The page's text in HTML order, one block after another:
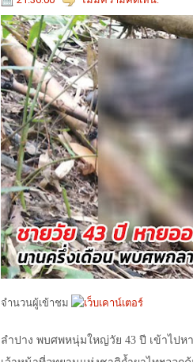
จำนวนผู้เข้าชม
ลำปาง พบศพหนุ่มใหญ่วัย 43 ปี เข้าไป